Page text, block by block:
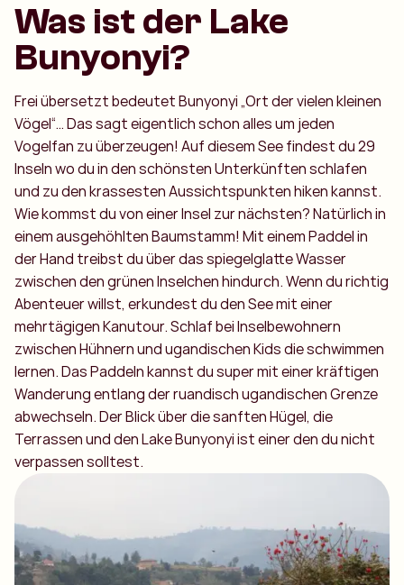
Was ist der Lake
Bunyonyi?
Frei übersetzt bedeutet Bunyonyi „Ort der vielen kleinen
Vögel“… Das sagt eigentlich schon alles um jeden
Vogelfan zu überzeugen! Auf diesem See findest du 29
Inseln wo du in den schönsten Unterkünften schlafen
und zu den krassesten Aussichtspunkten hiken kannst.
Wie kommst du von einer Insel zur nächsten? Natürlich in
einem ausgehöhlten Baumstamm! Mit einem Paddel in
der Hand treibst du über das spiegelglatte Wasser
zwischen den grünen Inselchen hindurch. Wenn du richtig
Abenteuer willst, erkundest du den See mit einer
mehrtägigen Kanutour. Schlaf bei Inselbewohnern
zwischen Hühnern und ugandischen Kids die schwimmen
lernen. Das Paddeln kannst du super mit einer kräftigen
Wanderung entlang der ruandisch ugandischen Grenze
abwechseln. Der Blick über die sanften Hügel, die
Terrassen und den Lake Bunyonyi ist einer den du nicht
verpassen solltest.